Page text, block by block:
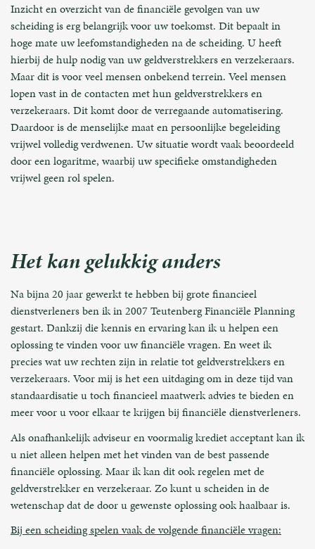
Inzicht en overzicht van de financiële gevolgen van uw
scheiding is erg belangrijk voor uw toekomst. Dit bepaalt in
hoge mate uw leefomstandigheden na de scheiding. U heeft
hierbij de hulp nodig van uw geldverstrekkers en verzekeraars.
Maar dit is voor veel mensen onbekend terrein. Veel mensen
lopen vast in de contacten met hun geldverstrekkers en
verzekeraars. Dit komt door de verregaande automatisering.
Daardoor is de menselijke maat en persoonlijke begeleiding
vrijwel volledig verdwenen. Uw situatie wordt vaak beoordeeld
door een logaritme, waarbij uw specifieke omstandigheden
vrijwel geen rol spelen.
Het kan gelukkig anders
Na bijna 20 jaar gewerkt te hebben bij grote financieel
dienstverleners ben ik in 2007 Teutenberg Financiële Planning
gestart. Dankzij die kennis en ervaring kan ik u helpen een
oplossing te vinden voor uw financiële vragen. En weet ik
precies wat uw rechten zijn in relatie tot geldverstrekkers en
verzekeraars. Voor mij is het een uitdaging om in deze tijd van
standaardisatie u toch financieel maatwerk advies te bieden en
meer voor u voor elkaar te krijgen bij financiële dienstverleners.
Als onafhankelijk adviseur en voormalig krediet acceptant kan ik
u niet alleen helpen met het vinden van de best passende
financiële oplossing. Maar ik kan dit ook regelen met de
geldverstrekker en verzekeraar. Zo kunt u scheiden in de
wetenschap dat de door u gewenste oplossing ook haalbaar is.
Bij een scheiding spelen vaak de volgende financiële vragen: